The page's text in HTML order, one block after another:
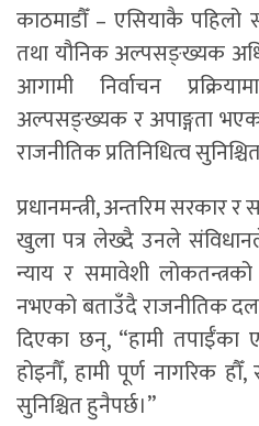
काठमाडौँ – एसियाकै पहिलो
तथा यौनिक अल्पसङ्ख्यक
आगामी निर्वाचन
अल्पसङ्ख्यक र अपाङ्गता
राजनीतिक प्रतिनिधित्व
प्रधानमन्त्री, अन्तरिम सरकार
खुला पत्र लेख्दै उनले
न्याय र समावेशी
नभएको बताउँदै राजनीतिक
दिएका छन्, “हामी तपाईँका
होइनौँ, हामी पूर्ण नागरिक
सुनिश्चित हुनैपर्छ।”